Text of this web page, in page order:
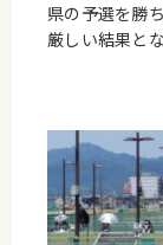
県の予選を勝
厳しい結果と